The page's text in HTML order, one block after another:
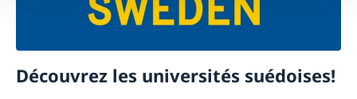
Découvrez les universités suédoises!